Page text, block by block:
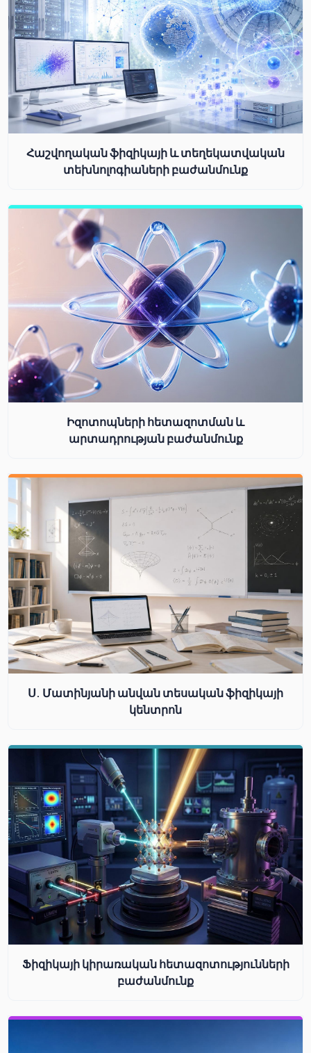
Հաշվողական ֆիզիկայի և տեղեկատվական
տեխնոլոգիաների բաժանմունք
Իզոտոպների հետազոտման և
արտադրության բաժանմունք
Ս. Մատինյանի անվան տեսական ֆիզիկայի
կենտրոն
Ֆիզիկայի կիրառական հետազոտությունների
բաժանմունք